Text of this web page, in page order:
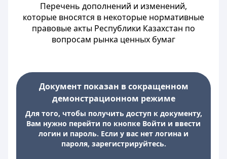
Перечень дополнений и изменений,
которые вносятся в некоторые нормативные
правовые акты Республики Казахстан по
вопросам рынка ценных бумаг
Документ показан в сокращенном
демонстрационном режиме
Для того, чтобы получить доступ к документу,
Вам нужно перейти по кнопке Войти и ввести
логин и пароль. Если у вас нет логина и
пароля, зарегистрируйтесь.